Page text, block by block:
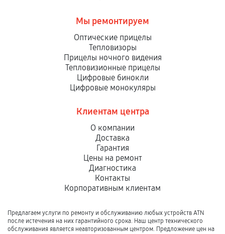
Мы ремонтируем
Оптические прицелы
Тепловизоры
Прицелы ночного видения
Тепловизионные прицелы
Цифровые бинокли
Цифровые монокуляры
Клиентам центра
О компании
Доставка
Гарантия
Цены на ремонт
Диагностика
Контакты
Корпоративным клиентам
Предлагаем услуги по ремонту и обслуживанию любых устройств ATN
после истечения на них гарантийного срока. Наш центр технического
обслуживания является неавторизованным центром. Предложение цен на